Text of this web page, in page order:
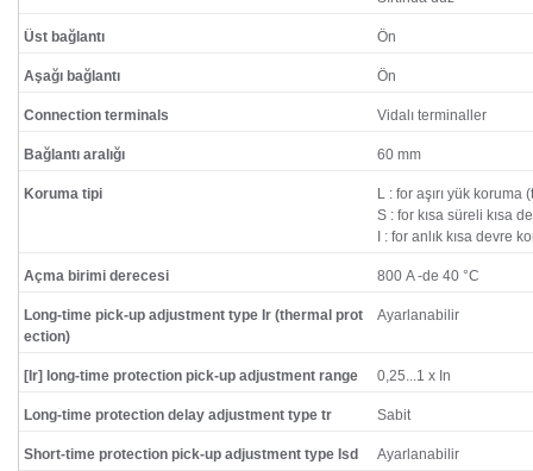
Üst bağlantı Ön
Aşağı bağlantı Ön
Connection terminals Vidalı terminaller
Bağlantı aralığı 60 mm
Koruma tipi
L : for aşırı yük koruma
S : for kısa süreli kısa
I : for anlık kısa devre
Açma birimi derecesi 800 A -de 40 °C
Long-time pick-up adjustment type Ir (thermal prot
ection)
Ayarlanabilir
[Ir] long-time protection pick-up adjustment range 0,25...1 x In
Long-time protection delay adjustment type tr Sabit
Short-time protection pick-up adjustment type Isd Ayarlanabilir